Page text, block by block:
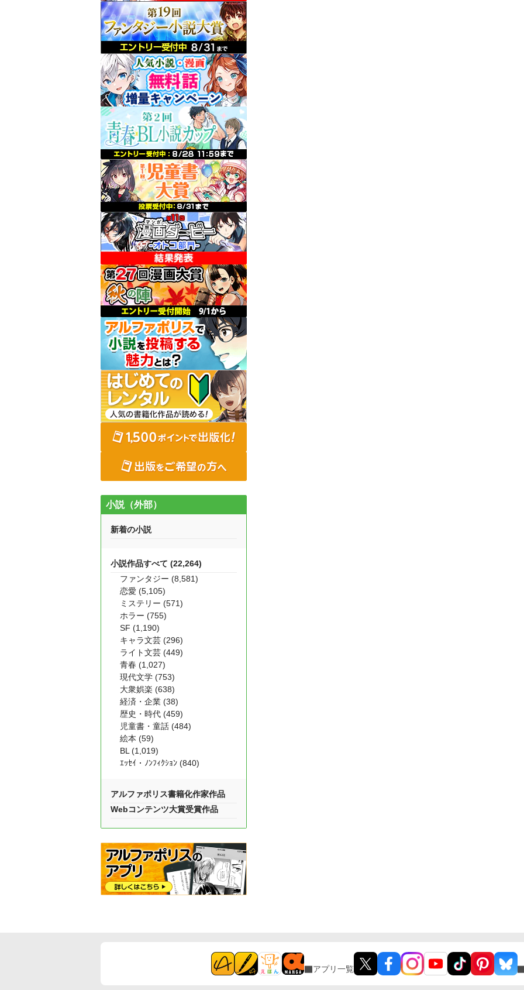
小説（外部）
新着の小説
小説作品すべて (22,264)
ファンタジー (8,581)
恋愛 (5,105)
ミステリー (571)
ホラー (755)
SF (1,190)
キャラ文芸 (296)
ライト文芸 (449)
青春 (1,027)
現代文学 (753)
大衆娯楽 (638)
経済・企業 (38)
歴史・時代 (459)
児童書・童話 (484)
絵本 (59)
BL (1,019)
ｴｯｾｲ・ﾉﾝﾌｨｸｼｮﾝ (840)
アルファポリス書籍化作家作品
Webコンテンツ大賞受賞作品
アプリ一覧